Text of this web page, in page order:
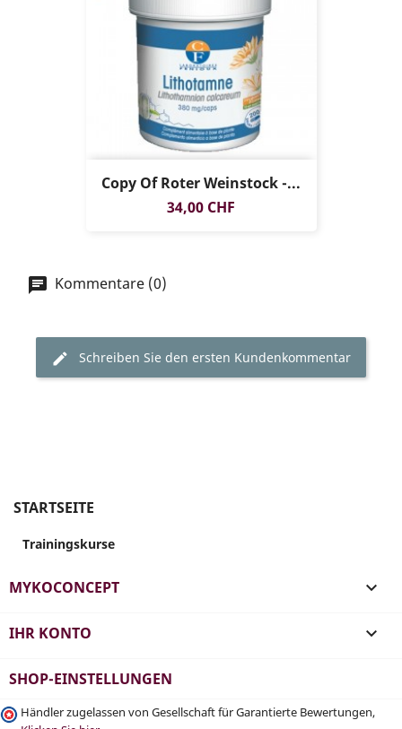
Copy Of Roter Weinstock -...
Preis
34,00 CHF
Kommentare (0)
Schreiben Sie den ersten Kundenkommentar
STARTSEITE
Trainingskurse
MYKOCONCEPT 
IHR KONTO 
SHOP-EINSTELLUNGEN
Händler zugelassen von Gesellschaft für Garantierte Bewertungen,